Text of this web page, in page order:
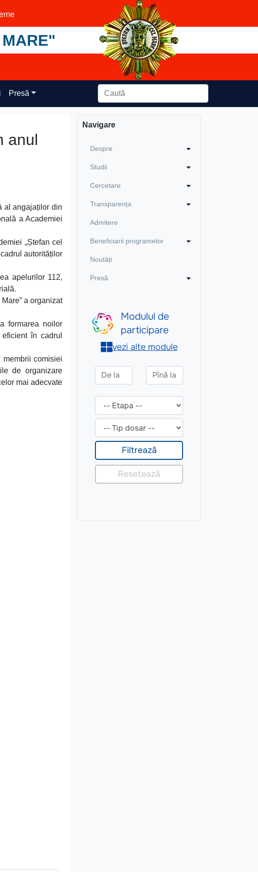
Presă
anul
al angajaților din
a Academiei
„Ștefan cel
autorităților
apelurilor 112,
a organizat
formarea noilor
în cadrul
comisiei
de organizare
mai adecvate
Navigare
Despre
Studii
Cercetare
Transparența
Admitere
Beneficiarii programelor
Noutăți
Presă